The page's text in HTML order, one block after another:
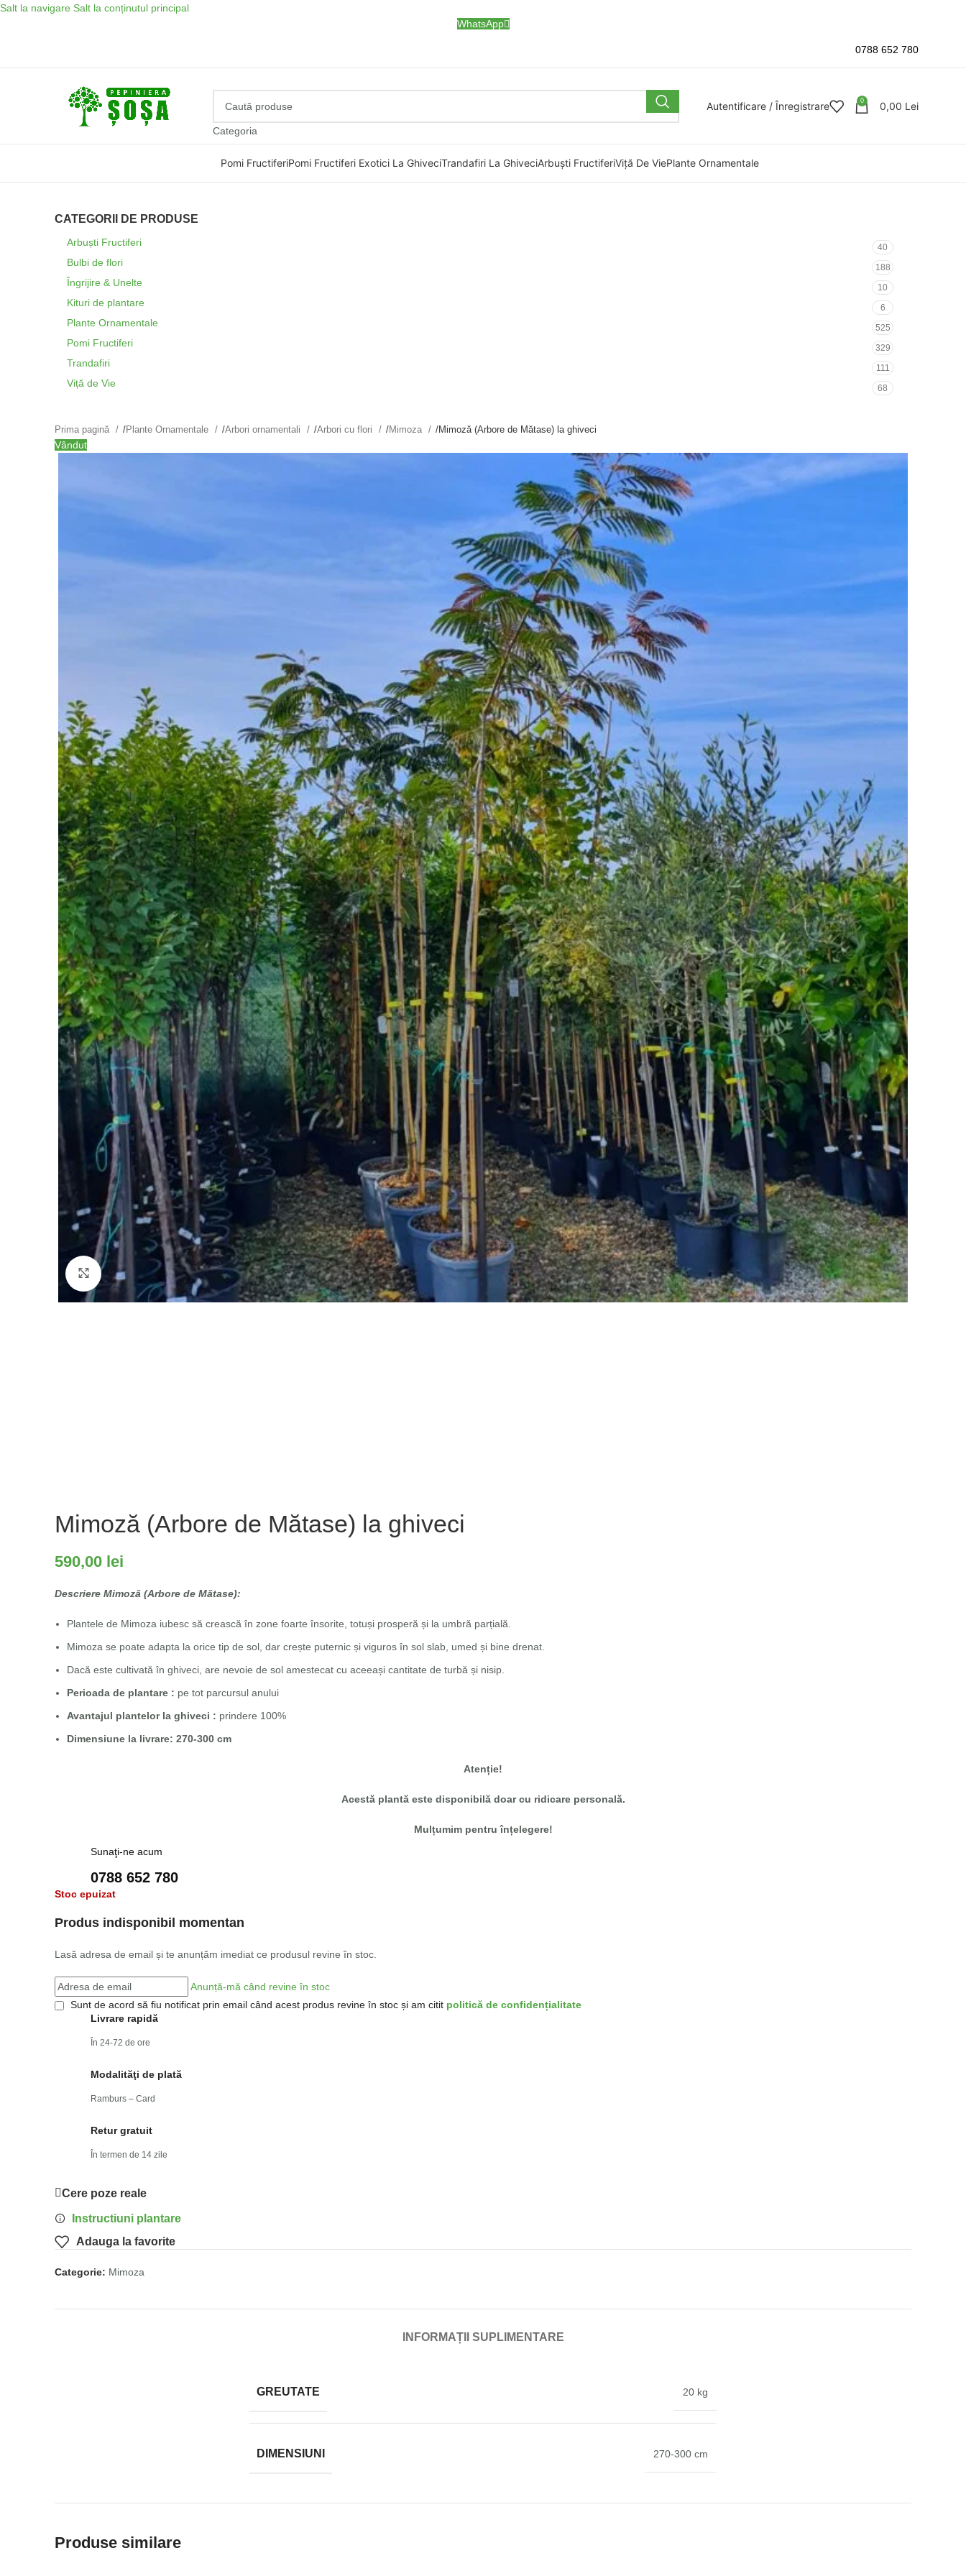
Salt la navigare Salt la conținutul principal
WhatsApp
0788 652 780
Categoria
Autentificare / Înregistrare 0 0,00 Lei
Pomi FructiferiPomi Fructiferi Exotici La GhiveciTrandafiri La GhiveciArbuști FructiferiViță De ViePlante Ornamentale
CATEGORII DE PRODUSE
Arbuști Fructiferi 40
Bulbi de flori 188
Îngrijire & Unelte 10
Kituri de plantare 6
Plante Ornamentale 525
Pomi Fructiferi 329
Trandafiri 111
Viță de Vie 68
Prima pagină /Plante Ornamentale /Arbori ornamentali /Arbori cu flori /Mimoza /Mimoză (Arbore de Mătase) la ghiveci
Vândut
Fă clic pentru a mări
Mimoză (Arbore de Mătase) la ghiveci
590,00 lei
Descriere Mimoză (Arbore de Mătase):
Plantele de Mimoza iubesc să crească în zone foarte însorite, totuși prosperă și la umbră parțială.
Mimoza se poate adapta la orice tip de sol, dar crește puternic și viguros în sol slab, umed și bine drenat.
Dacă este cultivată în ghiveci, are nevoie de sol amestecat cu aceeași cantitate de turbă și nisip.
Perioada de plantare : pe tot parcursul anului
Avantajul plantelor la ghiveci : prindere 100%
Dimensiune la livrare: 270-300 cm
Atenție!
Acestă plantă este disponibilă doar cu ridicare personală.
Mulțumim pentru înțelegere!
Sunaţi-ne acum
0788 652 780
Stoc epuizat
Produs indisponibil momentan
Lasă adresa de email și te anunțăm imediat ce produsul revine în stoc.
Anunță-mă când revine în stoc
Sunt de acord să fiu notificat prin email când acest produs revine în stoc și am citit politică de confidențialitate
Livrare rapidă
În 24-72 de ore
Modalităţi de plată
Ramburs – Card
Retur gratuit
În termen de 14 zile
Cere poze reale
Instructiuni plantare
Adauga la favorite
Categorie: Mimoza
INFORMAȚII SUPLIMENTARE
GREUTATE 20 kg
DIMENSIUNI 270-300 cm
Produse similare